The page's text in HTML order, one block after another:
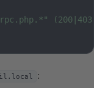
: